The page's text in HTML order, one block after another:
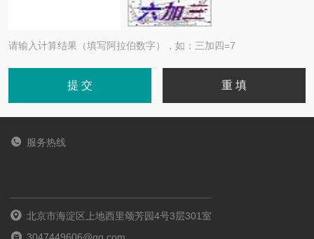
请输入计算结果（填写阿拉伯数字），如：三加四=7
服务热线
北京市海淀区上地西里颂芳园4号3层301室